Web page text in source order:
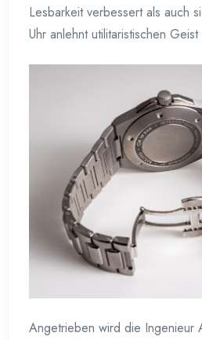
Lesbarkeit verbessert als auch
Uhr anlehnt utilitaristischen
Angetrieben wird die Ingenieur